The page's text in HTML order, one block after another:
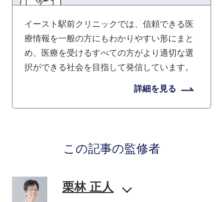
イースト駅前クリニックでは、信頼できる医
療情報を一般の方にもわかりやすい形にまと
め、医療を受けるすべての方がより適切な選
択ができる社会を目指して発信しています。
詳細を見る
この記事の監修者
栗林 正人